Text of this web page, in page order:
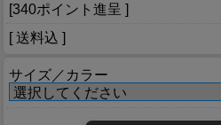
[340ポイント進呈 ]
[ 送料込 ]
サイズ／カラー